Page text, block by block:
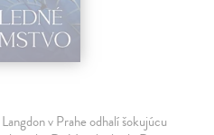
v Prahe odhalí šokujúcu